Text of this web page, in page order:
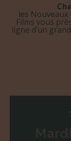
les
Films vous
ligne d’un